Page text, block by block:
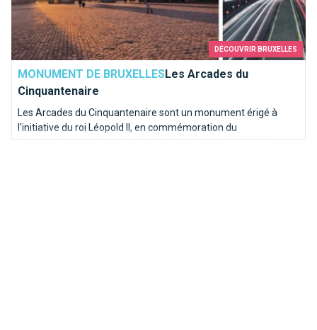
DÉCOUVRIR BRUXELLES
MONUMENT DE BRUXELLESLes Arcades du
Cinquantenaire
Les Arcades du Cinquantenaire sont un monument érigé à
l'initiative du roi Léopold II, en commémoration du
cinquantième anniversaire de l'indépendance de la Belgique en